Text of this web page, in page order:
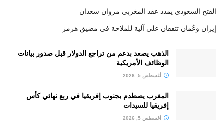
الفتح السعودي يمدد عقد المغربي مروان سعدان
إيران وعُمان تتفقان على آلية للملاحة في مضيق هرمز
الذهب يصعد بدعم من تراجع الدولار قبل صدور بيانات
الوظائف الأمريكية
أغسطس 5, 2026
المغرب يصطدم بجنوب إفريقيا في ربع نهائي كأس
إفريقيا للسيدات
أغسطس 5, 2026